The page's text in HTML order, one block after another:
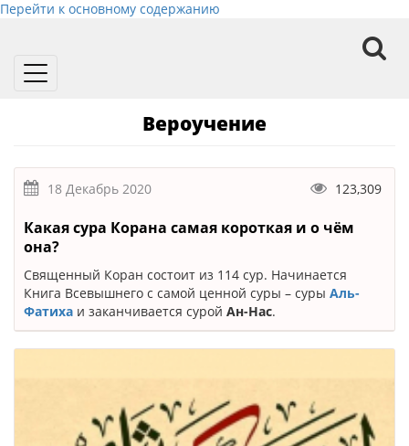
Перейти к основному содержанию
Toggle
Вероучение
18 Декабрь 2020 123,309
Какая сура Корана самая короткая и о чём
она?
Священный Коран состоит из 114 сур. Начинается
Книга Всевышнего с самой ценной суры – суры Аль-
Фатиха и заканчивается сурой Ан-Нас.